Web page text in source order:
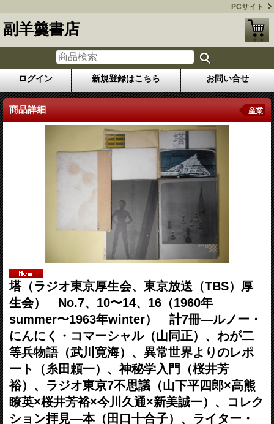
PCサイト
副羊羹書店
ログイン 新規登録はこちら お問い合せ
商品詳細 産業
塔（ラジオ東京厚生会、東京放送（TBS）厚
生会） No.7、10〜14、16（1960年
summer〜1963年winter） 計7冊―ルノー・
にんにく・コマーシャル（山同正）、わが二
等兵物語（武川寛海）、異常世界よりのレポ
ート（糸田頼一）、神秘学入門（桜井芳
裕）、ラジオ東京7不思議（山下平四郎×高熊
瞭英×桜井芳裕×今川久通×新美誠一）、コレク
ション拝見―本（田口十合子）、ライター・